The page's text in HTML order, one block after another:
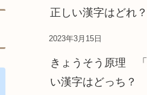
正しい漢字はどれ？
2023年3月15日
きょうそう原理
い漢字はどっち？